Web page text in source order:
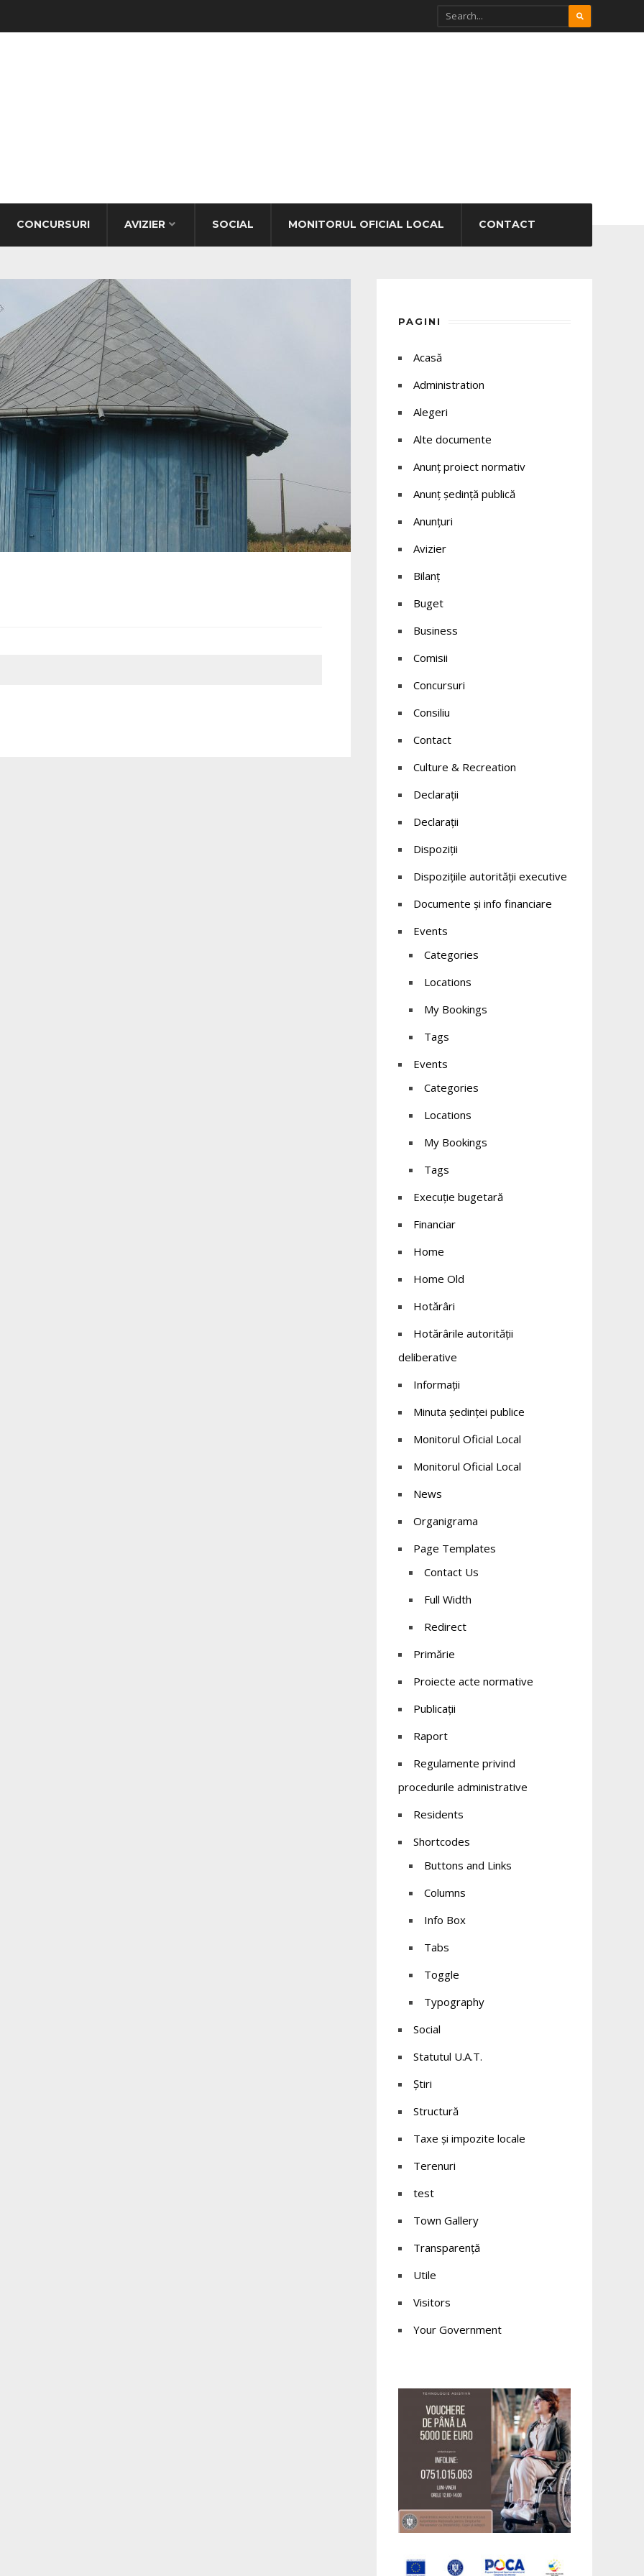
CONCURSURI AVIZIER SOCIAL MONITORUL OFICIAL LOCAL CONTACT
PAGINI
Acasă
Administration
Alegeri
Alte documente
Anunț proiect normativ
Anunț ședință publică
Anunțuri
Avizier
Bilanț
Buget
Business
Comisii
Concursuri
Consiliu
Contact
Culture & Recreation
Declaraţii
Declarații
Dispoziții
Dispozițiile autorității executive
Documente și info financiare
Events
Categories
Locations
My Bookings
Tags
Events
Categories
Locations
My Bookings
Tags
Execuție bugetară
Financiar
Home
Home Old
Hotărâri
Hotărârile autorității
deliberative
Informații
Minuta ședinței publice
Monitorul Oficial Local
Monitorul Oficial Local
News
Organigrama
Page Templates
Contact Us
Full Width
Redirect
Primărie
Proiecte acte normative
Publicații
Raport
Regulamente privind
procedurile administrative
Residents
Shortcodes
Buttons and Links
Columns
Info Box
Tabs
Toggle
Typography
Social
Statutul U.A.T.
Știri
Structură
Taxe și impozite locale
Terenuri
test
Town Gallery
Transparență
Utile
Visitors
Your Government